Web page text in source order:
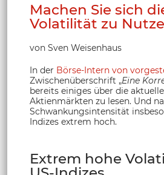
Machen Sie sich
Volatilität zu Nutze
von Sven Weisenhaus
In der Börse-Intern von
Zwischenüberschrift „Eine
bereits einiges über die
Aktienmärkten zu lesen. Und
Schwankungsintensität
Indizes extrem hoch.
Extrem hohe